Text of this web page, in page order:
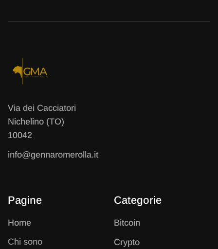
Via dei Cacciatori
Nichelino (TO)
10042
info@gennaromerolla.it
Pagine
Home
Chi sono
Categorie
Bitcoin
Crypto